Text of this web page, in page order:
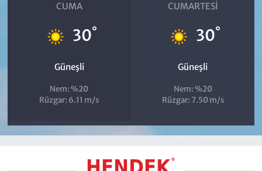
CUMA
30°
Güneşli
Nem: %20
Rüzgar: 6.11 m/s
CUMARTESI
30°
Güneşli
Nem: %20
Rüzgar: 7.50 m/s